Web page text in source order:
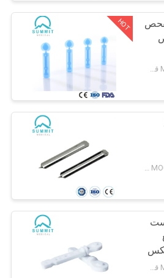
الدم
HOT
قابل للتفاوض MOQ:1،000،000 جهاز كمبيوتر
قابل للتفاوض MOQ:500000 قطعة